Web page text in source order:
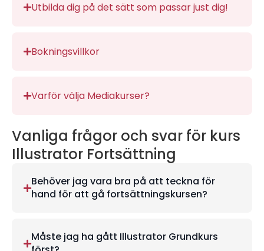
Utbilda dig på det sätt som passar just dig!
Bokningsvillkor
Varför välja Mediakurser?
Vanliga frågor och svar för kurs
Illustrator Fortsättning
Behöver jag vara bra på att teckna för
hand för att gå fortsättningskursen?
Måste jag ha gått Illustrator Grundkurs